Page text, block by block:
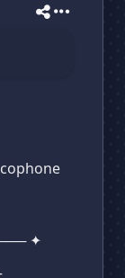
parlant
pleine
✦